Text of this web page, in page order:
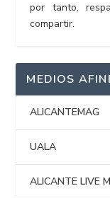
por tanto,
compartir.
MEDIOS
ALICANTEMAG
UALA
ALICANTE LIVE